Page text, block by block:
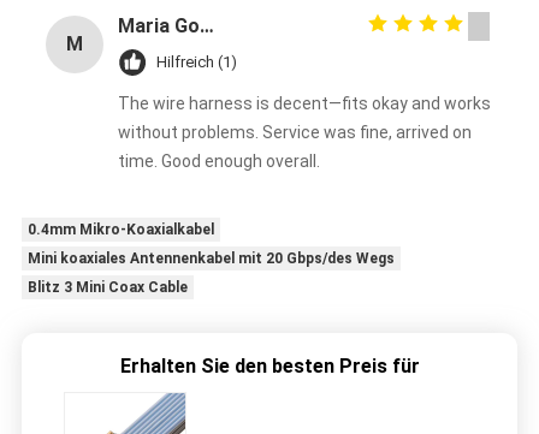
M
Maria Gonzalez
Hilfreich (1)
The wire harness is decent—fits okay and works
without problems. Service was fine, arrived on
time. Good enough overall.
0.4mm Mikro-Koaxialkabel
Mini koaxiales Antennenkabel mit 20 Gbps/des Wegs
Blitz 3 Mini Coax Cable
Erhalten Sie den besten Preis für